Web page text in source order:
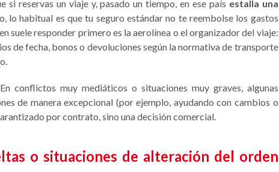
si reservas un viaje y, pasado un tiempo, en ese país estalla una
lo habitual es que tu seguro estándar no te reembolse los gastos
suele responder primero es la aerolínea o el organizador del viaje:
de fecha, bonos o devoluciones según la normativa de transporte
conflictos muy mediáticos o situaciones muy graves, algunas
de manera excepcional (por ejemplo, ayudando con cambios o
por contrato, sino una decisión comercial.
o situaciones de alteración del orden